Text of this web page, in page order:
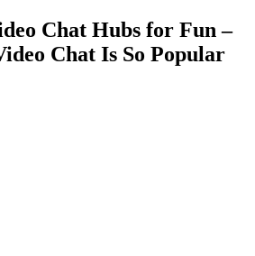
Chat Hubs for Fun –
Chat Is So Popular